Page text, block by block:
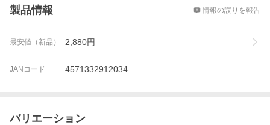
製品情報 情報の誤りを報告
最安値（新品） 2,880円
JANコード 4571332912034
バリエーション